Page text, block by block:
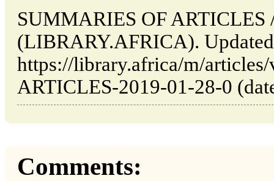
SUMMARIES OF ARTICLES
(LIBRARY.AFRICA).
https://library.africa/m/
ARTICLES-2019-01-28-0
Comments: